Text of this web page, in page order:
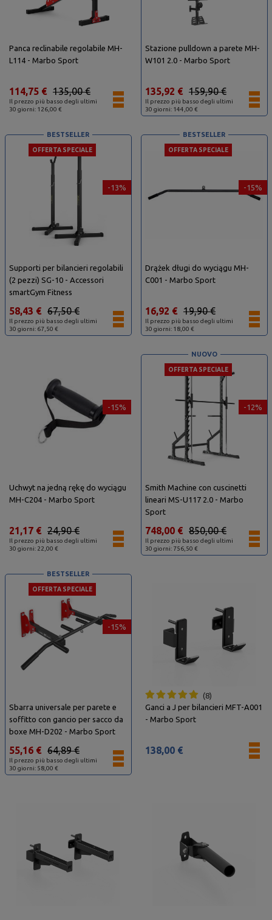
Panca reclinabile regolabile MH-
L114 - Marbo Sport
Il prezzo più basso degli ultimi
30 giorni: 126,00 €
135,00 €
114,75 €
Stazione pulldown a parete MH-
W101 2.0 - Marbo Sport
Il prezzo più basso degli ultimi
30 giorni: 144,00 €
159,90 €
135,92 €
-13%
OFFERTA SPECIALE
BESTSELLER
Supporti per bilancieri regolabili
(2 pezzi) SG-10 - Accessori
smartGym Fitness
Il prezzo più basso degli ultimi
30 giorni: 67,50 €
67,50 €
58,43 €
-15%
OFFERTA SPECIALE
BESTSELLER
Drążek długi do wyciągu MH-
C001 - Marbo Sport
Il prezzo più basso degli ultimi
30 giorni: 18,00 €
19,90 €
16,92 €
-15%
Uchwyt na jedną rękę do wyciągu
MH-C204 - Marbo Sport
Il prezzo più basso degli ultimi
30 giorni: 22,00 €
24,90 €
21,17 €
-12%
OFFERTA SPECIALE
NUOVO
Smith Machine con cuscinetti
lineari MS-U117 2.0 - Marbo
Sport
Il prezzo più basso degli ultimi
30 giorni: 756,50 €
850,00 €
748,00 €
-15%
OFFERTA SPECIALE
BESTSELLER
Sbarra universale per parete e
soffitto con gancio per sacco da
boxe MH-D202 - Marbo Sport
Il prezzo più basso degli ultimi
30 giorni: 58,00 €
64,89 €
55,16 €
8
Ganci a J per bilancieri MFT-A001
- Marbo Sport
138,00 €